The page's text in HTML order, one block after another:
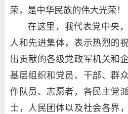
荣，是中华民族的伟大光荣！
在这里，我代表党中央
人和先进集体，表示热烈的
出贡献的各级党政军机关和
基层组织和党员、干部、群
作队员、志愿者，各民主党
士，人民团体以及社会各界